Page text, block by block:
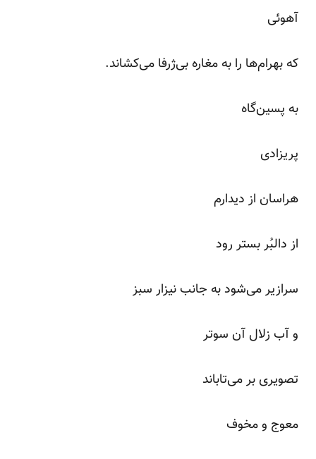
آهوئی
که بهرام‌ها را به مغاره بی‌ژرفا می‌کشاند.
به پسین‌گاه
پریزادی
هراسان از دیدارم
از دالبُر بستر رود
سرازیر می‌شود به جانب نیزار سبز
و آب زلال آن سوتر
تصویری بر می‌تاباند
معوج و مخوف